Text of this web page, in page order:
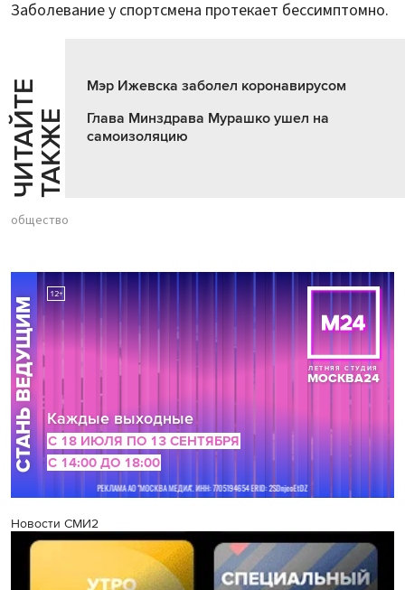
Заболевание у спортсмена протекает бессимптомно.
Ч
И
Т
АЙ
Т
Е
Т
А
К
ЖЕ
Мэр Ижевска заболел коронавирусом
Глава Минздрава Мурашко ушел на
самоизоляцию
общество
Новости СМИ2